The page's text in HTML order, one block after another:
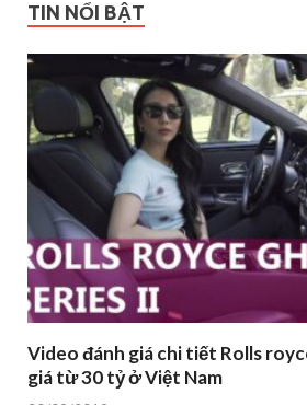
TIN NỔI BẬT
Video đánh giá chi tiết Rolls
giá từ 30 tỷ ở Việt Nam